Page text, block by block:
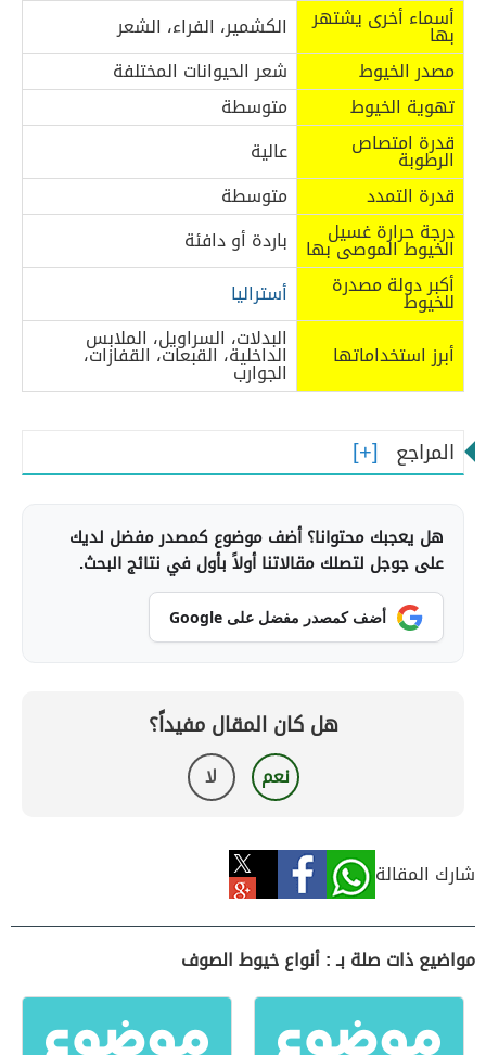
أسماء أخرى يشتهر
بها
الكشمير، الفراء، الشعر
مصدر الخيوط
شعر الحيوانات المختلفة
تهوية الخيوط
متوسطة
قدرة امتصاص
الرطوبة
عالية
قدرة التمدد
متوسطة
درجة حرارة غسيل
الخيوط الموصى بها
باردة أو دافئة
أكبر دولة مصدرة
للخيوط
أستراليا
أبرز استخداماتها
البدلات، السراويل، الملابس
الداخلية، القبعات، القفازات،
الجوارب
المراجع
هل يعجبك محتوانا؟ أضف موضوع كمصدر مفضل لديك
على جوجل لتصلك مقالاتنا أولاً بأول في نتائج البحث.
أضف كمصدر مفضل على Google
هل كان المقال مفيداً؟
نعم لا
شارك المقالة
مواضيع ذات صلة بـ : أنواع خيوط الصوف